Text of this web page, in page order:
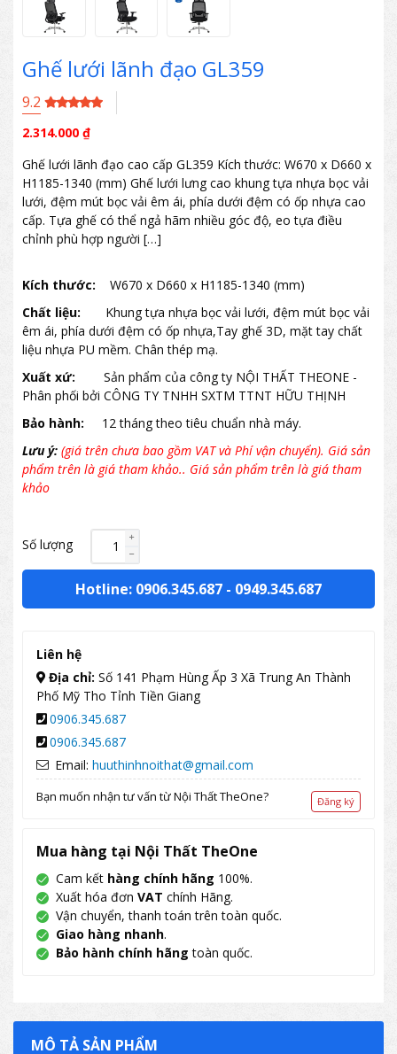
Ghế lưới lãnh đạo GL359
9.2
2.314.000 ₫
Ghế lưới lãnh đạo cao cấp GL359 Kích thước: W670 x D660 x
H1185-1340 (mm) Ghế lưới lưng cao khung tựa nhựa bọc vải
lưới, đệm mút bọc vải êm ái, phía dưới đệm có ốp nhựa cao
cấp. Tựa ghế có thể ngả hãm nhiều góc độ, eo tựa điều
chỉnh phù hợp người […]
Kích thước: W670 x D660 x H1185-1340 (mm)
Chất liệu:
Khung tựa nhựa bọc vải lưới, đệm mút bọc vải
êm ái, phía dưới đệm có ốp nhựa,Tay ghế 3D, mặt tay chất
liệu nhựa PU mềm. Chân thép mạ.
Xuất xứ:
Sản phẩm của công ty NỘI THẤT THEONE -
Phân phối bởi CÔNG TY TNHH SXTM TTNT HỮU THỊNH
Bảo hành:
12 tháng theo tiêu chuẩn nhà máy.
Lưu ý: (giá trên chưa bao gồm VAT và Phí vận chuyển). Giá sản
phẩm trên là giá tham khảo.. Giá sản phẩm trên là giá tham
khảo
Số lượng
Hotline: 0906.345.687 - 0949.345.687
Liên hệ
Địa chỉ: Số 141 Phạm Hùng Ấp 3 Xã Trung An Thành
Phố Mỹ Tho Tỉnh Tiền Giang
0906.345.687
0906.345.687
Email: huuthinhnoithat@gmail.com
Bạn muốn nhận tư vấn từ Nội Thất TheOne? Đăng ký
Mua hàng tại Nội Thất TheOne
Cam kết hàng chính hãng 100%.
Xuất hóa đơn VAT chính Hãng.
Vận chuyển, thanh toán trên toàn quốc.
Giao hàng nhanh.
Bảo hành chính hãng toàn quốc.
MÔ TẢ SẢN PHẨM